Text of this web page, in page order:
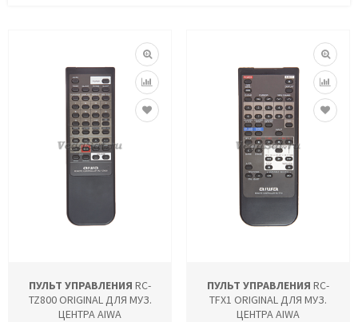
ПУЛЬТ УПРАВЛЕНИЯ RC-
TZ800 ORIGINAL ДЛЯ МУЗ.
ЦЕНТРА AIWA
ПУЛЬТ УПРАВЛЕНИЯ RC-
TFX1 ORIGINAL ДЛЯ МУЗ.
ЦЕНТРА AIWA